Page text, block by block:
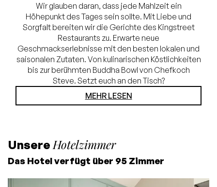
Wir glauben daran, dass jede Mahlzeit ein
Höhepunkt des Tages sein sollte. Mit Liebe und
Sorgfalt bereiten wir die Gerichte des Kingstreet
Restaurants zu. Erwarte neue
Geschmackserlebnisse mit den besten lokalen und
saisonalen Zutaten. Von kulinarischen Köstlichkeiten
bis zur berühmten Buddha Bowl von Chefkoch
Steve. Setzt euch an den Tisch?
MEHR LESEN
Unsere Hotelzimmer
Das Hotel verfügt über 95 Zimmer